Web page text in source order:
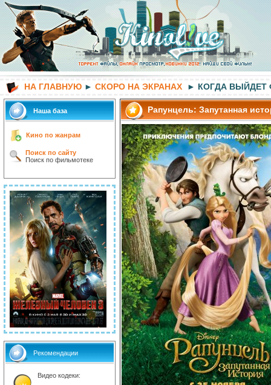
НА ГЛАВНУЮ ► СКОРО НА ЭКРАНАХ ► КОГДА ВЫЙДЕТ
Наша база
Кино по жанрам
Поиск по сайту
Поиск по фильмотеке
Рекомендации
Видео кодеки:
Рапунцель: Запутанная